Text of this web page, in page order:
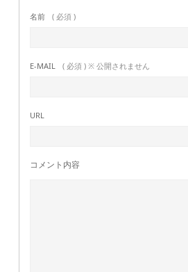
名前 ( 必須 )
E-MAIL ( 必須 ) ※ 公開されません
URL
コメント内容